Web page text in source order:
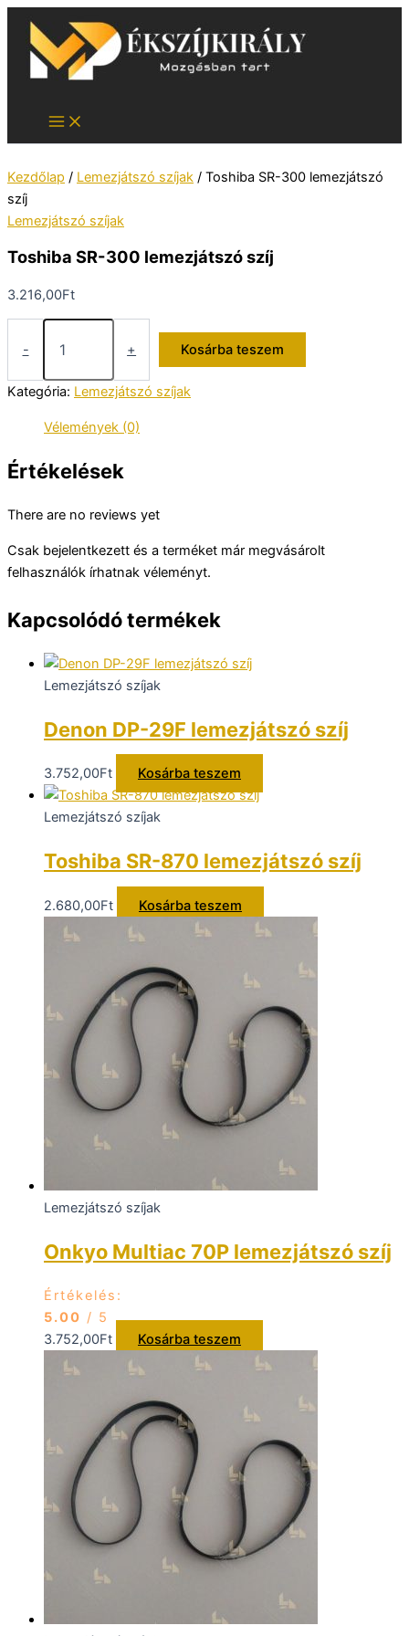
Skip
content
Kezdőlap / Lemezjátszó szíjak / Toshiba SR-300 lemezjátszó
szíj
Lemezjátszó szíjak
Toshiba SR-300 lemezjátszó szíj
3.216,00Ft
-
Toshiba
lemezjátszó
szíj
mennyiség
+ Kosárba teszem
Kategória: Lemezjátszó szíjak
Vélemények (0)
Értékelések
There are no reviews yet
Csak bejelentkezett és a terméket már megvásárolt
felhasználók írhatnak véleményt.
Kapcsolódó termékek
Lemezjátszó szíjak
Denon DP-29F lemezjátszó szíj
3.752,00Ft Kosárba teszem
Lemezjátszó szíjak
Toshiba SR-870 lemezjátszó szíj
2.680,00Ft Kosárba teszem
Lemezjátszó szíjak
Onkyo Multiac 70P lemezjátszó szíj
Értékelés:
5.00 / 5
3.752,00Ft Kosárba teszem